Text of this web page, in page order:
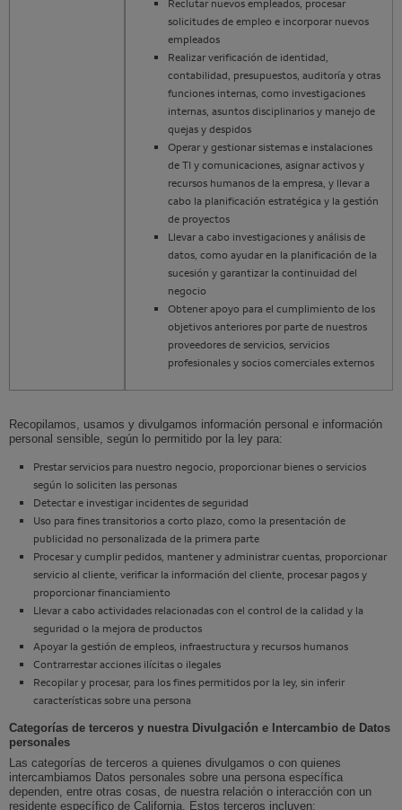
Reclutar nuevos empleados, procesar
solicitudes de empleo e incorporar nuevos
empleados
Realizar verificación de identidad,
contabilidad, presupuestos, auditoría y otras
funciones internas, como investigaciones
internas, asuntos disciplinarios y manejo de
quejas y despidos
Operar y gestionar sistemas e instalaciones
de TI y comunicaciones, asignar activos y
recursos humanos de la empresa, y llevar a
cabo la planificación estratégica y la gestión
de proyectos
Llevar a cabo investigaciones y análisis de
datos, como ayudar en la planificación de la
sucesión y garantizar la continuidad del
negocio
Obtener apoyo para el cumplimiento de los
objetivos anteriores por parte de nuestros
proveedores de servicios, servicios
profesionales y socios comerciales externos
Recopilamos, usamos y divulgamos información personal e información
personal sensible, según lo permitido por la ley para:
Prestar servicios para nuestro negocio, proporcionar bienes o servicios
según lo soliciten las personas
Detectar e investigar incidentes de seguridad
Uso para fines transitorios a corto plazo, como la presentación de
publicidad no personalizada de la primera parte
Procesar y cumplir pedidos, mantener y administrar cuentas, proporcionar
servicio al cliente, verificar la información del cliente, procesar pagos y
proporcionar financiamiento
Llevar a cabo actividades relacionadas con el control de la calidad y la
seguridad o la mejora de productos
Apoyar la gestión de empleos, infraestructura y recursos humanos
Contrarrestar acciones ilícitas o ilegales
Recopilar y procesar, para los fines permitidos por la ley, sin inferir
características sobre una persona
Categorías de terceros y nuestra Divulgación e Intercambio de Datos
personales
Las categorías de terceros a quienes divulgamos o con quienes
intercambiamos Datos personales sobre una persona específica
dependen, entre otras cosas, de nuestra relación o interacción con un
residente específico de California. Estos terceros incluyen: